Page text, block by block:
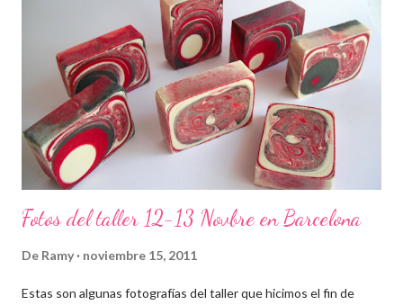
Fotos del taller 12-13 Novbre en Barcelona
De Ramy noviembre 15, 2011
Estas son algunas fotografías del taller que hicimos el fin de